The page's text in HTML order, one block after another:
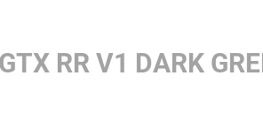
RR V1 DARK